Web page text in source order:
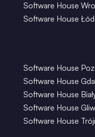
Software House
Software House
Software House
Software House
Software House
Software House
Software House